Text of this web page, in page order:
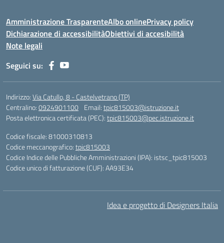
Amministrazione TrasparenteAlbo onlinePrivacy policy
Dichiarazione di accessibilitàObiettivi di accesibilità
Note legali
Seguici su:
Indirizzo:Via Catullo, 8 - Castelvetrano (TP)
Centralino:0924901100 Email:tpic815003@istruzione.it
Posta elettronica certificata (PEC):tpic815003@pec.istruzione.it
Codice fiscale: 81000310813
Codice meccanografico:tpic815003
Codice Indice delle Pubbliche Amministrazioni (IPA): istsc_tpic815003
Codice unico di fatturazione (CUF): AA93E34
Idea e progetto di Designers Italia